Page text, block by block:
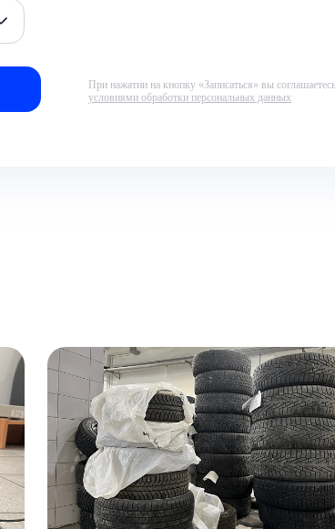
При нажатии на кнопку «Записаться» вы
условиями обработки персональных данных